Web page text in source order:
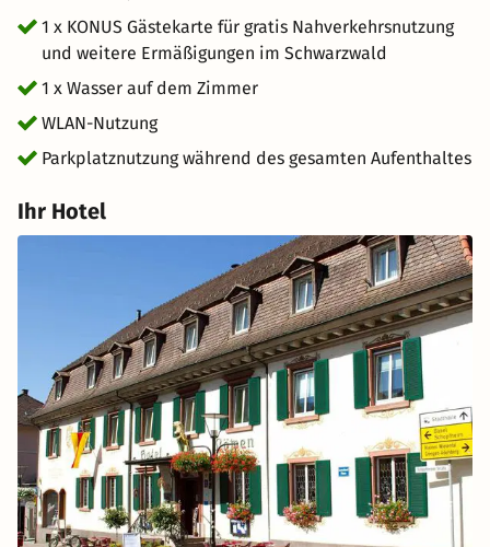
1 x KONUS Gästekarte für gratis Nahverkehrsnutzung
und weitere Ermäßigungen im Schwarzwald
1 x Wasser auf dem Zimmer
WLAN-Nutzung
Parkplatznutzung während des gesamten Aufenthaltes
Ihr Hotel